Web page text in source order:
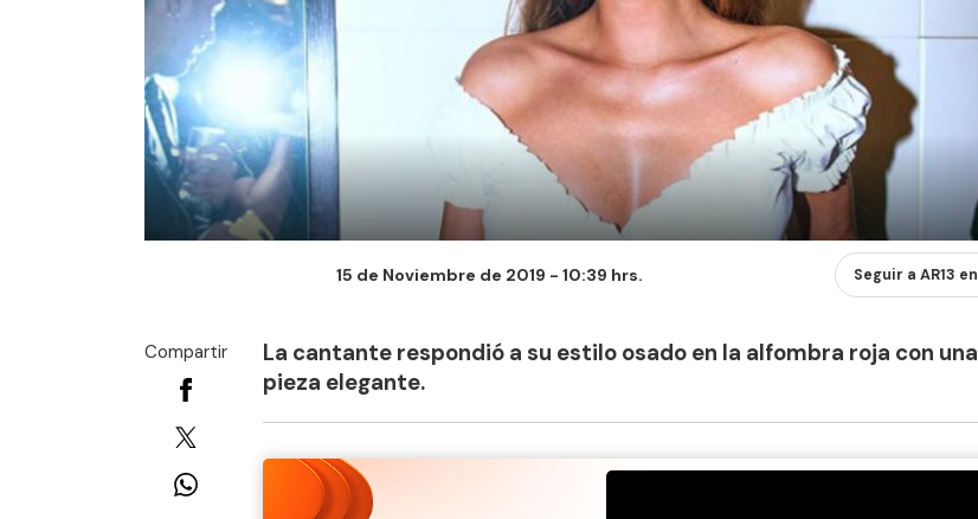
15 de Noviembre de 2019 - 10:39 hrs. Seguir a AR13 en
Compartir
La cantante respondió a su estilo osado en la alfombra roja con una
pieza elegante.